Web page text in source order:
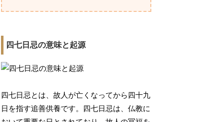
四七日忌の意味と起源
四七日忌とは、故人が亡くなってから四十九
日を指す追善供養です。四七日忌は、仏教に